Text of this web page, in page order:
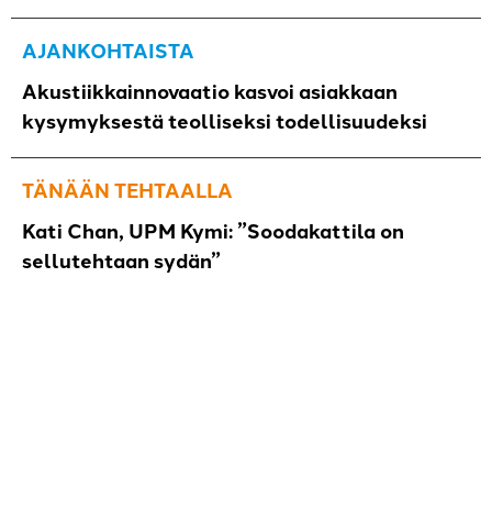
AJANKOHTAISTA
Akustiikkainnovaatio kasvoi asiakkaan
kysymyksestä teolliseksi todellisuudeksi
TÄNÄÄN TEHTAALLA
Kati Chan, UPM Kymi: ”Soodakattila on
sellutehtaan sydän”